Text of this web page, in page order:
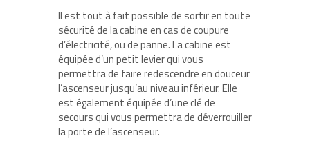
Il est tout à fait possible de sortir en toute
sécurité de la cabine en cas de coupure
d’électricité, ou de panne. La cabine est
équipée d’un petit levier qui vous
permettra de faire redescendre en douceur
l’ascenseur jusqu’au niveau inférieur. Elle
est également équipée d’une clé de
secours qui vous permettra de déverrouiller
la porte de l’ascenseur.